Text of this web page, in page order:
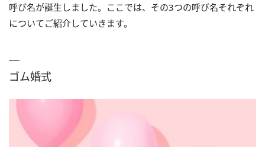
呼び名が誕生しました。ここでは、その3つの呼び名それぞれ
についてご紹介していきます。
ゴム婚式